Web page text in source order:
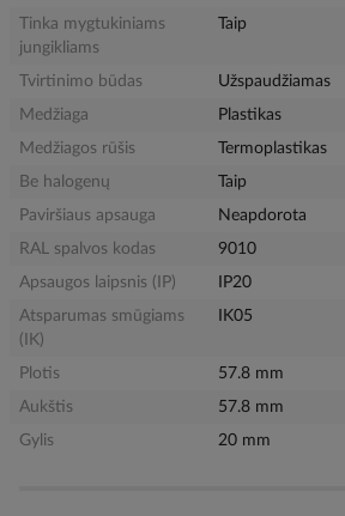
Tinka mygtukiniams
jungikliams
Taip
Tvirtinimo būdas
Užspaudžiamas
Medžiaga
Plastikas
Medžiagos rūšis
Termoplastikas
Be halogenų
Taip
Paviršiaus apsauga
Neapdorota
RAL spalvos kodas
9010
Apsaugos laipsnis (IP)
IP20
Atsparumas smūgiams
(IK)
IK05
Plotis
57.8 mm
Aukštis
57.8 mm
Gylis
20 mm